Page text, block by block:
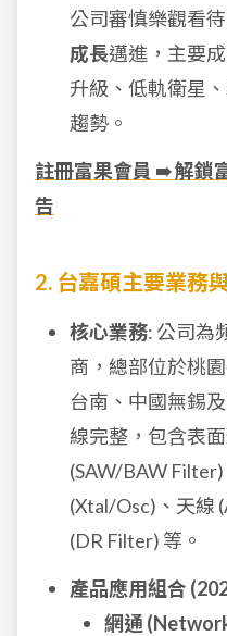
公司審慎樂觀看
成長邁進，主要
升級、低軌衛星
趨勢。
註冊富果會員 ➠ 解鎖
告
2. 台嘉碩主要業務
核心業務: 公司為
商，總部位於桃
台南、中國無錫
線完整，包含表
(SAW/BAW
(Xtal/Osc)、天線
(DR Filter) 等。
產品應用組合
網通